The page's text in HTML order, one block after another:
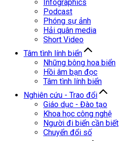
Infographics
Podcast
Phóng sự ảnh
Hải quân media
Short Video
Tâm tình lính biển
Những bông hoa biển
Hồi âm bạn đọc
Tâm tình lính biển
Nghiên cứu - Trao đổi
Giáo dục - Đào tạo
Khoa học công nghệ
Người đi biển cần biết
Chuyển đổi số